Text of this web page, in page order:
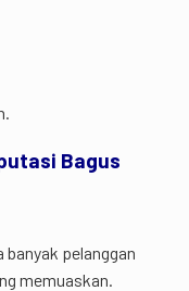
Bagus
pelanggan
memuaskan.